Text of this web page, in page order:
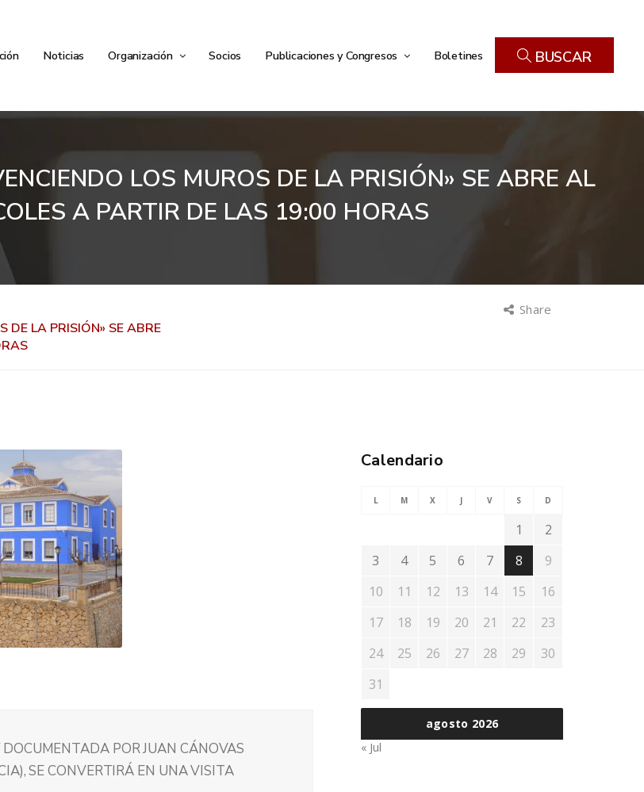
Noticias Organización Socios Publicaciones y Congresos Boletines BUSCAR
LOS MUROS DE LA PRISIÓN» SE ABRE AL
A PARTIR DE LAS 19:00 HORAS
DE LA PRISIÓN» SE ABRE
Share
POR JUAN CÁNOVAS
SE CONVERTIRÁ EN UNA VISITA
Calendario
agosto 2026
L M X J V S D
1
2
3
4 5 6 7 8
9
10
11 12 13 14 15
16
17
18 19 20 21 22
23
24
25 26 27 28 29
30
31
« Jul